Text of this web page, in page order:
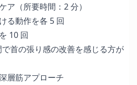
ア（所要時間：2 分）
る動作を各 5 回
10 回
で首の張り感の改善を感じる方が
層筋アプローチ